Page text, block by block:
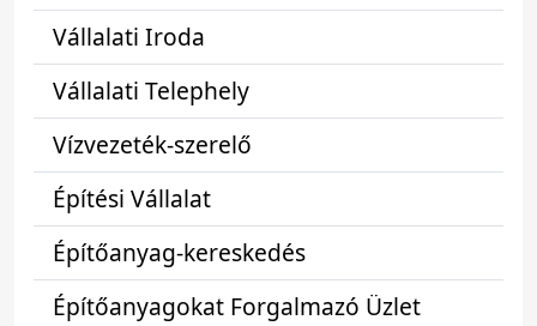
Vállalati Iroda
Vállalati Telephely
Vízvezeték-szerelő
Építési Vállalat
Építőanyag-kereskedés
Építőanyagokat Forgalmazó Üzlet